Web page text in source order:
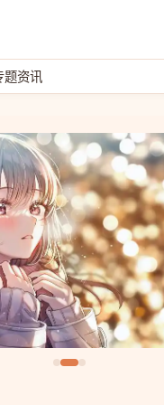
题资讯